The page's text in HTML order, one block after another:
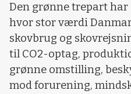
Den grønne trepart
hvor stor værdi
skovbrug og
til CO2-optag,
grønne omstilling,
mod forurening,